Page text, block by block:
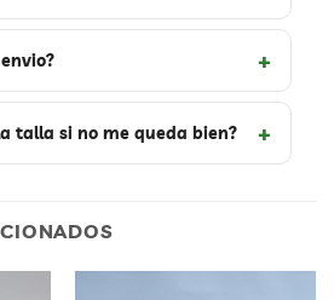
talla si no me queda bien?